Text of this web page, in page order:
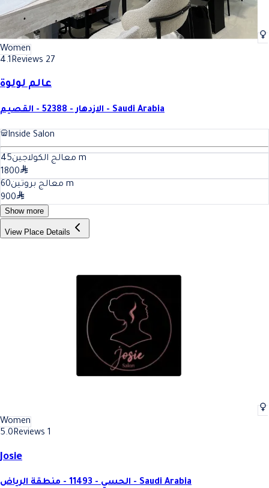
Women
4.1Reviews 27
عالم لولوة
الازدهار - 52388 - القصيم - Saudi Arabia
Inside Salon
معالج الكولاجين45
m
1800
معالج بروتين60
m
900
Show more
View Place Details
Women
5.0Reviews 1
Josie
الحسي - 11493 - منطقة الرياض - Saudi Arabia